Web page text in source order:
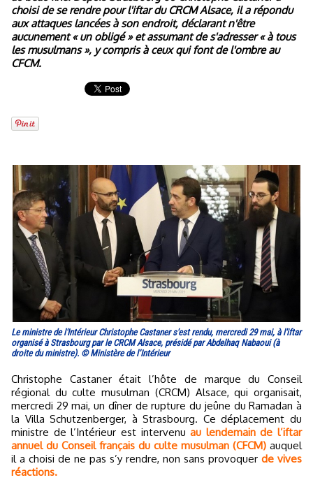
choisi de se rendre pour l'iftar du CRCM Alsace, il a répondu
aux attaques lancées à son endroit, déclarant n'être
aucunement « un obligé » et assumant de s'adresser « à tous
les musulmans », y compris à ceux qui font de l'ombre au
CFCM.
Le ministre de l'Intérieur Christophe Castaner s'est rendu, mercredi 29 mai, à l'iftar
organisé à Strasbourg par le CRCM Alsace, présidé par Abdelhaq Nabaoui (à
droite du ministre). © Ministère de l’Intérieur
Christophe Castaner était l’hôte de marque du Conseil
régional du culte musulman (CRCM) Alsace, qui organisait,
mercredi 29 mai, un dîner de rupture du jeûne du Ramadan à
la Villa Schutzenberger, à Strasbourg. Ce déplacement du
ministre de l’Intérieur est intervenuau lendemain de l’iftar
annuel du Conseil français du culte musulman (CFCM) auquel
il a choisi de ne pas s’y rendre, non sans provoquer de vives
réactions.